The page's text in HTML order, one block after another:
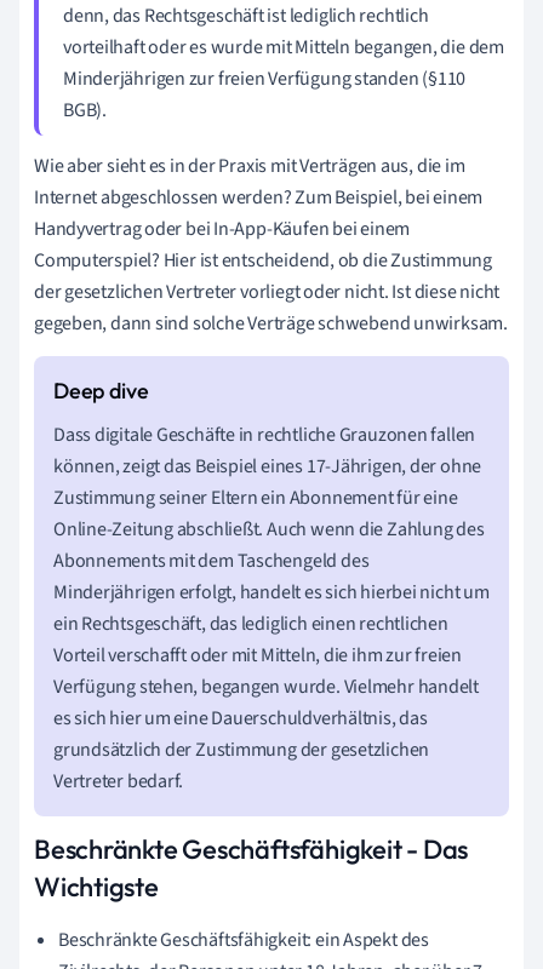
denn, das Rechtsgeschäft ist lediglich rechtlich
vorteilhaft oder es wurde mit Mitteln begangen, die dem
Minderjährigen zur freien Verfügung standen (§110
BGB).
Wie aber sieht es in der Praxis mit Verträgen aus, die im
Internet abgeschlossen werden? Zum Beispiel, bei einem
Handyvertrag oder bei In-App-Käufen bei einem
Computerspiel? Hier ist entscheidend, ob die Zustimmung
der gesetzlichen Vertreter vorliegt oder nicht. Ist diese nicht
gegeben, dann sind solche Verträge schwebend unwirksam.
Dass digitale Geschäfte in rechtliche Grauzonen fallen
können, zeigt das Beispiel eines 17-Jährigen, der ohne
Zustimmung seiner Eltern ein Abonnement für eine
Online-Zeitung abschließt. Auch wenn die Zahlung des
Abonnements mit dem Taschengeld des
Minderjährigen erfolgt, handelt es sich hierbei nicht um
ein Rechtsgeschäft, das lediglich einen rechtlichen
Vorteil verschafft oder mit Mitteln, die ihm zur freien
Verfügung stehen, begangen wurde. Vielmehr handelt
es sich hier um eine Dauerschuldverhältnis, das
grundsätzlich der Zustimmung der gesetzlichen
Vertreter bedarf.
Beschränkte Geschäftsfähigkeit - Das
Wichtigste
Beschränkte Geschäftsfähigkeit: ein Aspekt des